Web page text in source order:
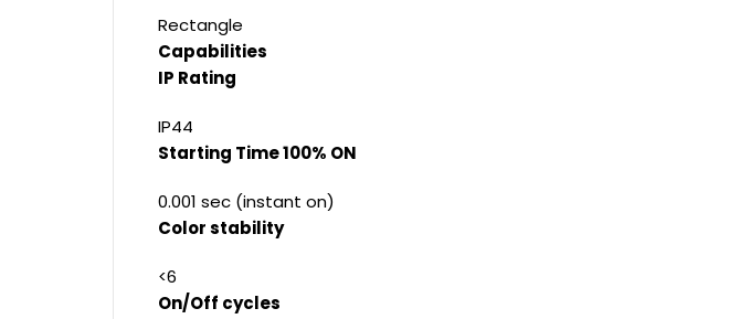
Rectangle
Capabilities
IP Rating
IP44
Starting Time 100% ON
0.001 sec (instant on)
Color stability
<6
On/Off cycles